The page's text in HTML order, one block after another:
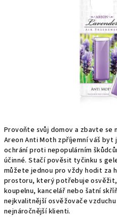
Provoňte svůj domov a zbavte se
Areon Anti Moth zpříjemní váš byt
ochrání proti nepopulárním
účinné. Stačí pověsit tyčinku s
můžete jednou pro vždy hodit za
prostoru, který potřebuje
koupelnu, kancelář nebo šatní
nejkvalitnější osvěžovače
nejnáročnější klienti.